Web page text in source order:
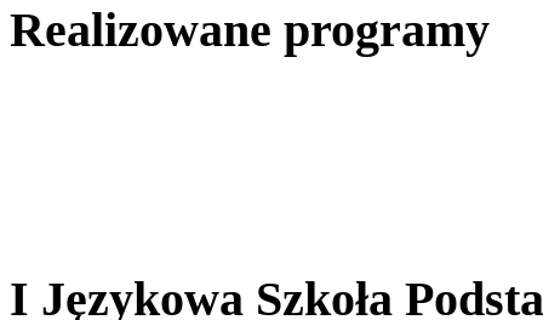
Realizowane programy
I Językowa Szkoła